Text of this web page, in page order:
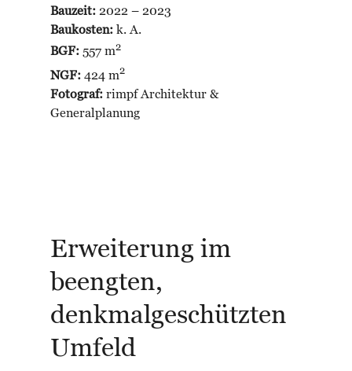
Bauzeit: 2022 – 2023
Baukosten: k. A.
BGF: 557 m2
NGF: 424 m2
Fotograf: rimpf Architektur &
Generalplanung
Erweiterung im
beengten,
denkmalgeschützten
Umfeld